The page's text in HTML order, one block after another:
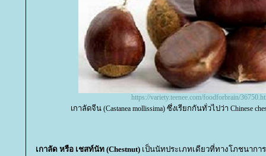
https://variety.teenee.com/foodforbrain/
เกาลัดจีน (Castanea mollissima) ซึ่งเรียกกันทั่วไปว่า Chinese
เกาลัด หรือ เชสท์นัท (Chestnut) เป็นนัทประเภทเดียวที่ทางโภชนากา